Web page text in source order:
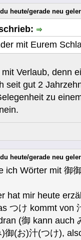
heute/gerade neu
mit Eurem
Verlaub, denn
seit gut 2
zu
heute/gerade neu
ich Wörter mit 御
hat mir heute
つけ kommt von
(御 kann auch
御(お)汁(つけ),